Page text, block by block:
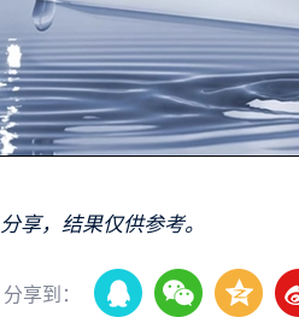
享，结果仅供参考。
分享到：